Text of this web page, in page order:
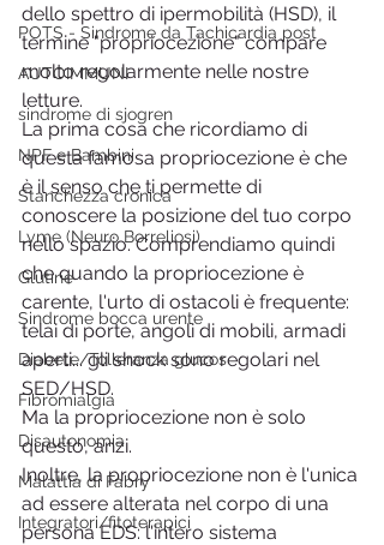
POTS - Sindrome da Tachicardia post
AUTOIMMUNI
sindrome di sjogren
NPF e Bambini
Stanchezza cronica
Lyme (Neuro Borreliosi)
Glutine
Sindrome bocca urente
Diabete/Tolleranza glucos
Fibromialgia
Disautonomia
Malattia di Fabry
Integratori/fitoterapici
dello spettro di ipermobilità (HSD), il
termine "propriocezione" compare
molto regolarmente nelle nostre
letture.
La prima cosa che ricordiamo di
questa famosa propriocezione è che
è il senso che ti permette di
conoscere la posizione del tuo corpo
nello spazio. Comprendiamo quindi
che quando la propriocezione è
carente, l'urto di ostacoli è frequente:
telai di porte, angoli di mobili, armadi
aperti... gli shock sono regolari nel
SED/HSD.
Ma la propriocezione non è solo
questo, anzi.
Inoltre, la propriocezione non è l'unica
ad essere alterata nel corpo di una
persona EDS: l'intero sistema